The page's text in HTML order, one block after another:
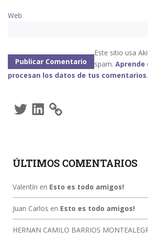
Web
Este sitio usa
spam. Aprende
procesan los datos de tus comentarios.
TwitterLinkedIn
ÚLTIMOS COMENTARIOS
Valentín en Esto es todo amigos!
Juan Carlos en Esto es todo amigos!
HERNAN CAMILO BARRIOS